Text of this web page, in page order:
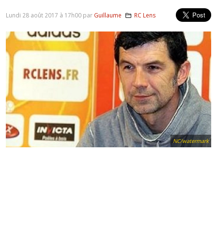
NC/watermark
Lundi 28 août 2017 à 17h00 par Guillaume RC Lens